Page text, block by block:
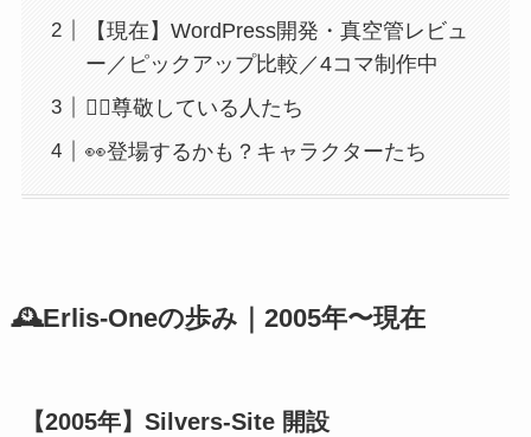
【現在】WordPress開発・真空管レビュ
ー／ピックアップ比較／4コマ制作中
🙇‍♂️尊敬している人たち
👀登場するかも？キャラクターたち
🕰Erlis-Oneの歩み｜2005年〜現在
【2005年】Silvers-Site 開設